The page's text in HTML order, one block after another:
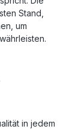
Stand,
um
in jedem